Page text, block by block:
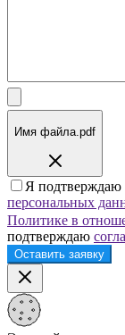
Имя файла.pdf
Я подтверждаю
персональных
Политике в
подтверждаю